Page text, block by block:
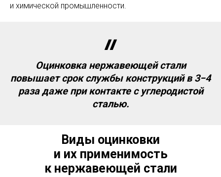
и химической промышленности.
Оцинковка нержавеющей стали
повышает срок службы конструкций в 3−4
раза даже при контакте с углеродистой
сталью.
Виды оцинковки
и их применимость
к нержавеющей стали